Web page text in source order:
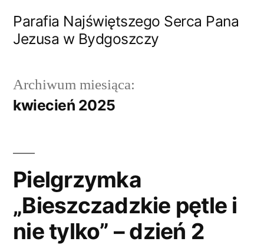
Parafia Najświętszego Serca Pana
Jezusa w Bydgoszczy
Archiwum miesiąca:
kwiecień 2025
Pielgrzymka
„Bieszczadzkie pętle i
nie tylko” – dzień 2